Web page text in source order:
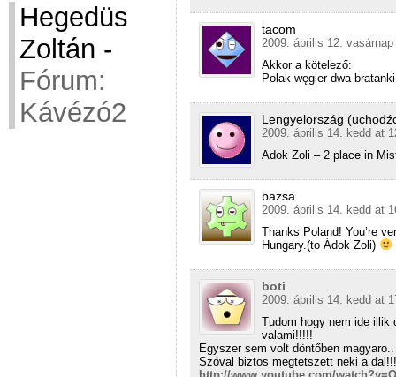
Hegedüs
Zoltán -
Fórum:
Kávézó2
tacom
2009. április 12.
Akkor a kötelező:
Polak węgier dwa
Lengyelország
2009. április 14. kedd at
Adok Zoli – 2 place in
bazsa
2009. április 14. kedd at
Thanks Poland! You’re
Hungary.(to Ádok Zoli)
boti
2009. április 14. kedd at
Tudom hogy nem ide illik
valami!!!!!
Egyszer sem volt döntőben magyaro..
Szóval biztos megtetszett neki a